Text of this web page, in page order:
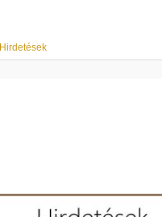
Hirdetések